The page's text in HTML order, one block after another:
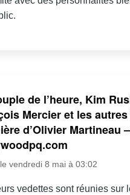
de l’heure, Kim
Mercier et les autres
d’Olivier Martineau –
vendredi 8 mai à 03:02
vedettes sont réunies sur